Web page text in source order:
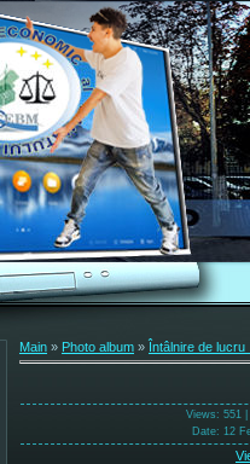
Main » Photo album » Întâlnire de lucru
Views: 551 |
Date: 12